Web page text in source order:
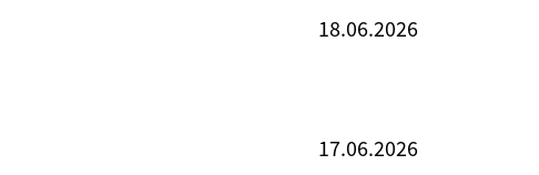
18.06.2026
17.06.2026